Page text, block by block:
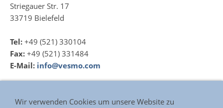
Striegauer Str. 17
33719 Bielefeld
Tel: +49 (521) 330104
Fax: +49 (521) 331484
E-Mail: info@vesmo.com
Anfahrt (Google Maps)
Wir verwenden Cookies um unsere Website zu